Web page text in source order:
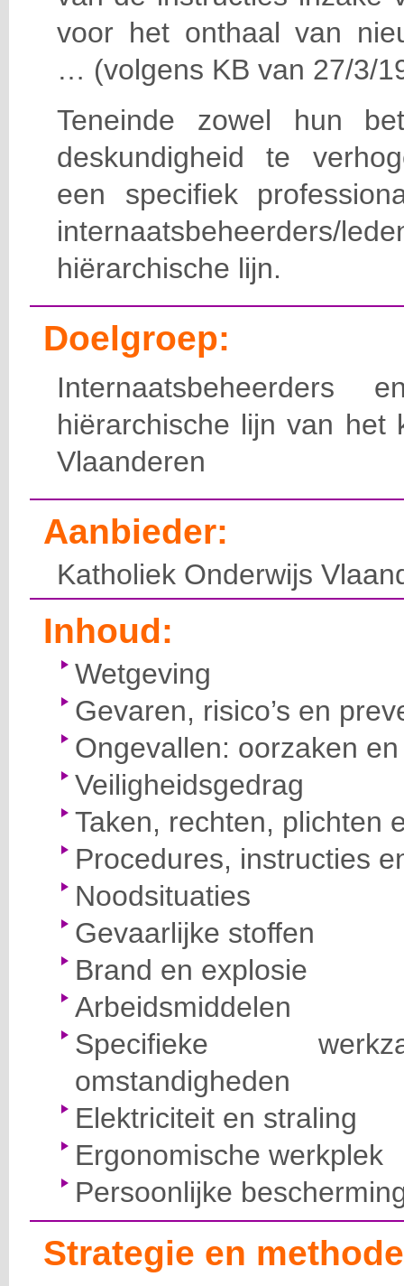
voor het onthaal van
… (volgens KB van 27/3/
Teneinde zowel hun
deskundigheid te
een specifiek
hiërarchische lijn.
Doelgroep:
hiërarchische lijn van het
Vlaanderen
Aanbieder:
Katholiek Onderwijs
Inhoud:
Wetgeving
Gevaren, risico’s en
Ongevallen: oorzaken
Veiligheidsgedrag
Taken, rechten, plichten
Procedures, instructies
Noodsituaties
Gevaarlijke stoffen
Brand en explosie
Arbeidsmiddelen
Specifieke
omstandigheden
Elektriciteit en straling
Ergonomische werkplek
Persoonlijke
Strategie en